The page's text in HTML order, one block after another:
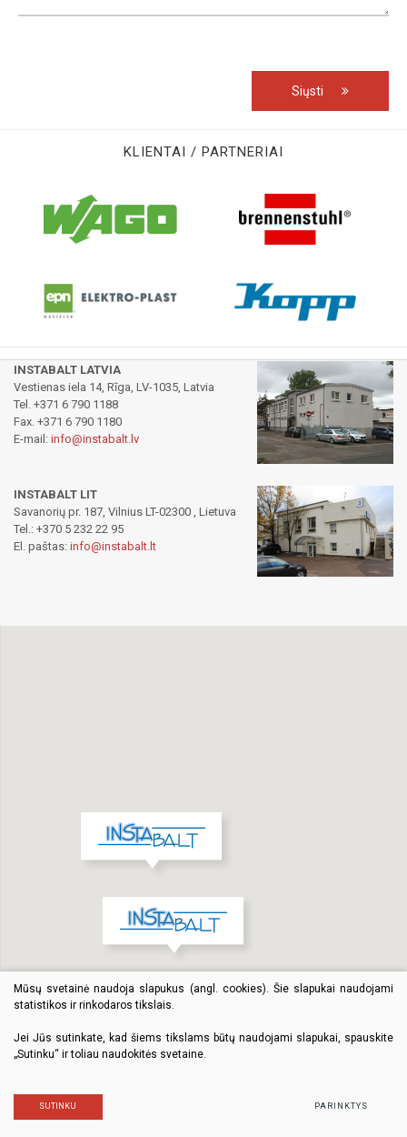
Siųsti
KLIENTAI / PARTNERIAI
INSTABALT LATVIA
Vestienas iela 14, Rīga, LV-1035, Latvia
Tel. +371 6 790 1188
Fax. +371 6 790 1180
E-mail: info@instabalt.lv
INSTABALT LIT
Savanorių pr. 187, Vilnius LT-02300 , Lietuva
Tel.: +370 5 232 22 95
El. paštas: info@instabalt.lt
Mūsų svetainė naudoja slapukus (angl. cookies). Šie slapukai naudojami
statistikos ir rinkodaros tikslais.
Jei Jūs sutinkate, kad šiems tikslams būtų naudojami slapukai, spauskite
„Sutinku“ ir toliau naudokitės svetaine.
SUTINKU PARINKTYS